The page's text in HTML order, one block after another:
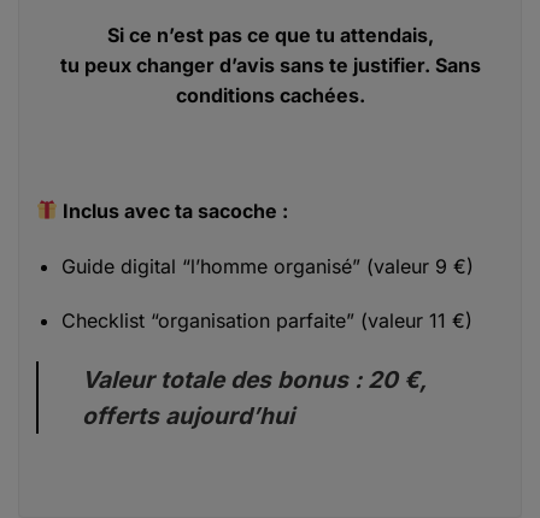
Si ce n’est pas ce que tu attendais,
tu peux changer d’avis sans te justifier. Sans
conditions cachées.
Inclus avec ta sacoche :
Guide digital “l’homme organisé” (valeur 9 €)
Checklist “organisation parfaite” (valeur 11 €)
Valeur totale des bonus : 20 €,
offerts aujourd’hui